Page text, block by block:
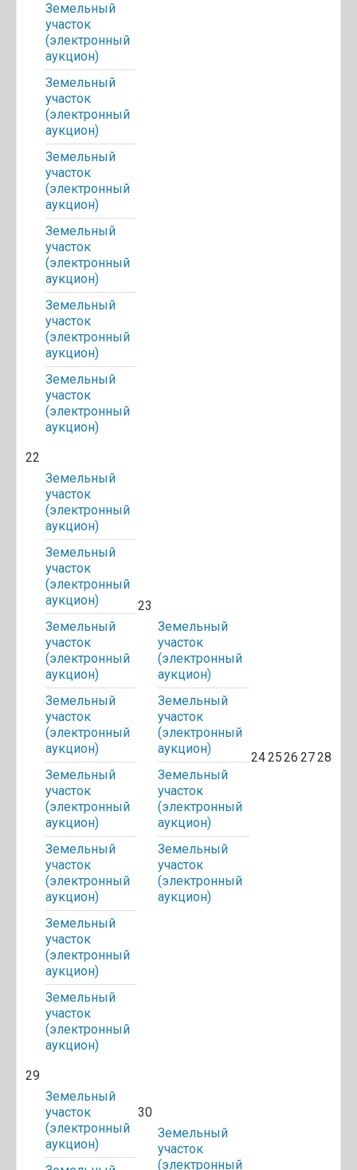
Земельный
участок
(электронный
аукцион)
Земельный
участок
(электронный
аукцион)
Земельный
участок
(электронный
аукцион)
Земельный
участок
(электронный
аукцион)
Земельный
участок
(электронный
аукцион)
Земельный
участок
(электронный
аукцион)
22
Земельный
участок
(электронный
аукцион)
Земельный
участок
(электронный
аукцион)
Земельный
участок
(электронный
аукцион)
Земельный
участок
(электронный
аукцион)
Земельный
участок
(электронный
аукцион)
Земельный
участок
(электронный
аукцион)
Земельный
участок
(электронный
аукцион)
Земельный
участок
(электронный
аукцион)
23
Земельный
участок
(электронный
аукцион)
Земельный
участок
(электронный
аукцион)
Земельный
участок
(электронный
аукцион)
Земельный
участок
(электронный
аукцион)
242526 2728
29
Земельный
участок
(электронный
аукцион)
30
Земельный
участок
(электронный